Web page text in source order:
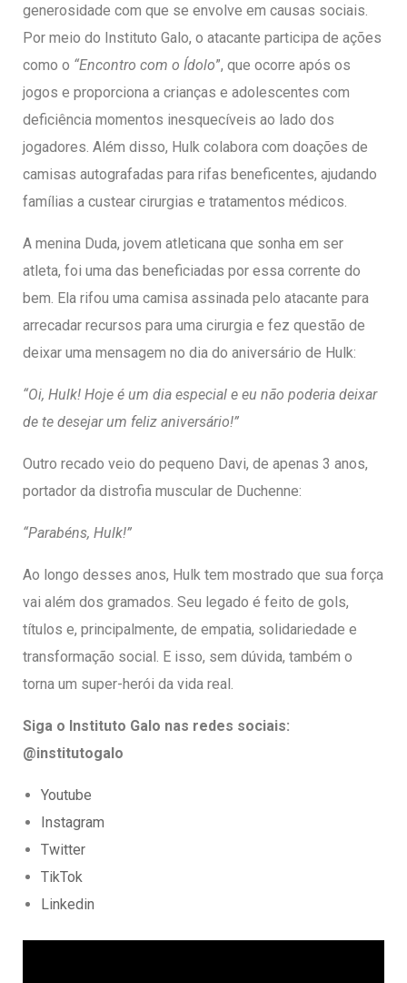
generosidade com que se envolve em causas sociais.
Por meio do Instituto Galo, o atacante participa de ações
como o “Encontro com o Ídolo”, que ocorre após os
jogos e proporciona a crianças e adolescentes com
deficiência momentos inesquecíveis ao lado dos
jogadores. Além disso, Hulk colabora com doações de
camisas autografadas para rifas beneficentes, ajudando
famílias a custear cirurgias e tratamentos médicos.
A menina Duda, jovem atleticana que sonha em ser
atleta, foi uma das beneficiadas por essa corrente do
bem. Ela rifou uma camisa assinada pelo atacante para
arrecadar recursos para uma cirurgia e fez questão de
deixar uma mensagem no dia do aniversário de Hulk:
“Oi, Hulk! Hoje é um dia especial e eu não poderia deixar
de te desejar um feliz aniversário!”
Outro recado veio do pequeno Davi, de apenas 3 anos,
portador da distrofia muscular de Duchenne:
“Parabéns, Hulk!”
Ao longo desses anos, Hulk tem mostrado que sua força
vai além dos gramados. Seu legado é feito de gols,
títulos e, principalmente, de empatia, solidariedade e
transformação social. E isso, sem dúvida, também o
torna um super-herói da vida real.
Siga o Instituto Galo nas redes sociais:
@institutogalo
Youtube
Instagram
Twitter
TikTok
Linkedin